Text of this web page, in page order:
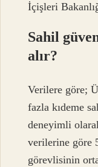
İçişleri
Sahil
alır?
Verilere göre;
fazla kıdeme
deneyimli
verilerine göre
görevlisinin